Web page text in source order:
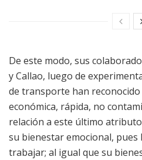
De este modo, sus
y Callao, luego de
de transporte han reconocido
económica, rápida, no
relación a este último
su bienestar emocional, pues
trabajar; al igual que su